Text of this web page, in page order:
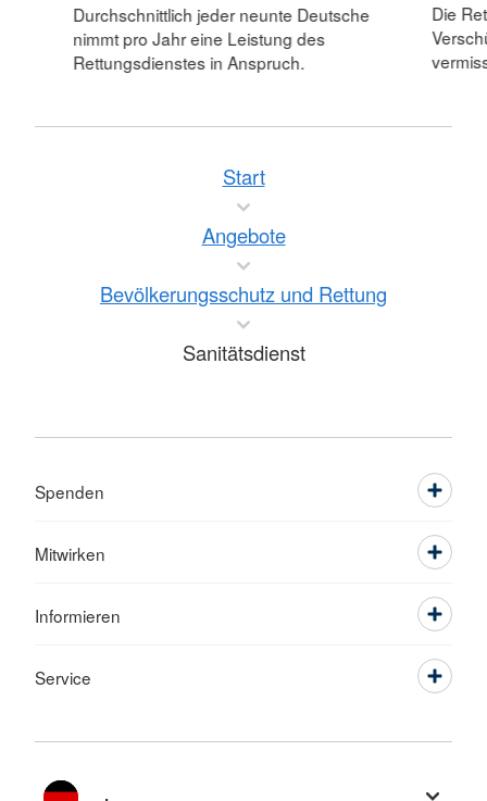
Durchschnittlich jeder neunte Deutsche
nimmt pro Jahr eine Leistung des
Rettungsdienstes in Anspruch.
Die
Start
Angebote
Bevölkerungsschutz und Rettung
Sanitätsdienst
Spenden
Mitwirken
Informieren
Service
Sprache wechseln zu